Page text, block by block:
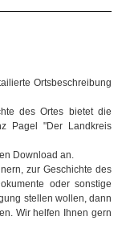
Ortsbeschreibung
des Ortes bietet die
Pagel "Der Landkreis
Download an.
zur Geschichte des
oder sonstige
stellen wollen, dann
Wir helfen Ihnen gern